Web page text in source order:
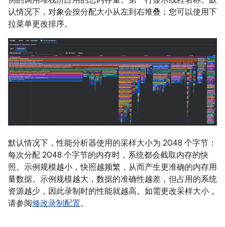
认情况下，对象会按分配大小从左到右堆叠；您可以使用下
拉菜单更改排序。
默认情况下，性能分析器使用的采样大小为 2048 个字节：
每次分配 2048 个字节的内存时，系统都会截取内存的快
照。示例规模越小，快照越频繁，从而产生更准确的内存用
量数据。示例规模越大，数据的准确性越差，但占用的系统
资源越少，因此录制时的性能就越高。如需更改采样大小，
请参阅修改录制配置。